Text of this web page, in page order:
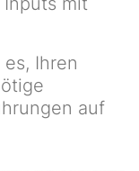
Ihren
auf